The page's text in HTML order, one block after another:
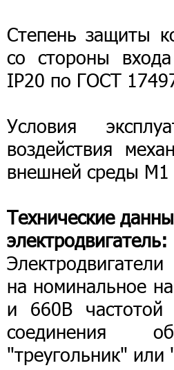
Степень защиты
со стороны
IР20 по ГОСТ
Условия
воздействия
внешней среды
Технические
электродвигатель:
на номинальное
и 660В
соединения
"треугольник" или